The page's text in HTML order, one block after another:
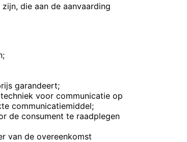
die aan de aanvaarding
garandeert;
voor communicatie op
communicatiemiddel;
de consument te raadplegen
van de overeenkomst